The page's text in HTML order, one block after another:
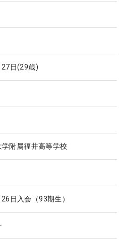
27日(29歳)
附属福井高等学校
日入会（93期生）